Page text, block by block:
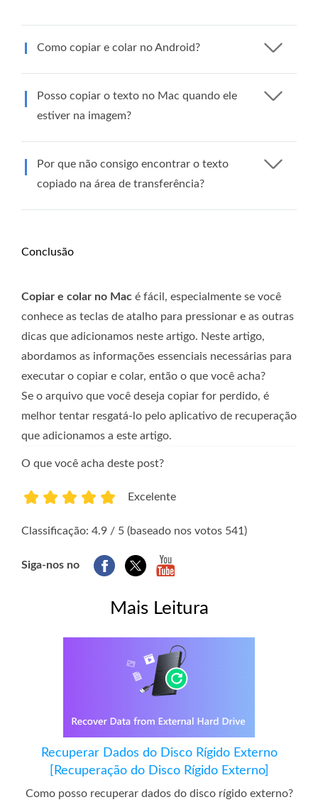
Como copiar e colar no Android?
Posso copiar o texto no Mac quando ele
estiver na imagem?
Por que não consigo encontrar o texto
copiado na área de transferência?
Conclusão
Copiar e colar no Mac é fácil, especialmente se você
conhece as teclas de atalho para pressionar e as outras
dicas que adicionamos neste artigo. Neste artigo,
abordamos as informações essenciais necessárias para
executar o copiar e colar, então o que você acha?
Se o arquivo que você deseja copiar for perdido, é
melhor tentar resgatá-lo pelo aplicativo de recuperação
que adicionamos a este artigo.
O que você acha deste post?
Excelente
Classificação: 4.9 / 5 (baseado nos votos 541)
Siga-nos no
Mais Leitura
Recuperar Dados do Disco Rígido Externo
[Recuperação do Disco Rígido Externo]
Como posso recuperar dados do disco rígido externo?